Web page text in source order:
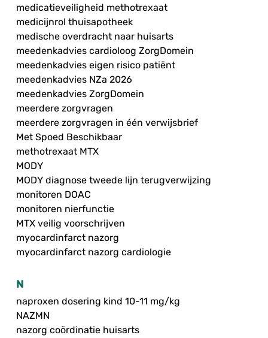
medicatieveiligheid methotrexaat
medicijnrol thuisapotheek
medische overdracht naar huisarts
meedenkadvies cardioloog ZorgDomein
meedenkadvies eigen risico patiënt
meedenkadvies NZa 2026
meedenkadvies ZorgDomein
meerdere zorgvragen
meerdere zorgvragen in één verwijsbrief
Met Spoed Beschikbaar
methotrexaat MTX
MODY
MODY diagnose tweede lijn terugverwijzing
monitoren DOAC
monitoren nierfunctie
MTX veilig voorschrijven
myocardinfarct nazorg
myocardinfarct nazorg cardiologie
N
naproxen dosering kind 10-11 mg/kg
NAZMN
nazorg coördinatie huisarts